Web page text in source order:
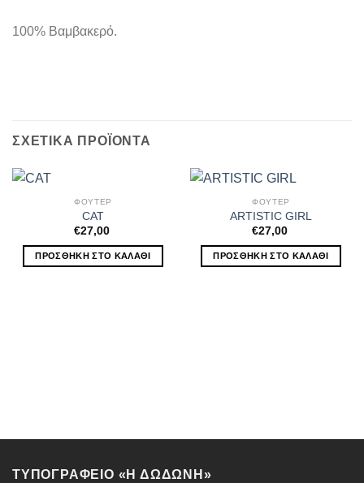
100% Βαμβακερό.
ΣΧΕΤΙΚΆ ΠΡΟΪΌΝΤΑ
ΦΟΥΤΕΡ
CAT
€27,00
ΠΡΟΣΘΉΚΗ ΣΤΟ ΚΑΛΆΘΙ
ΦΟΥΤΕΡ
ARTISTIC GIRL
€27,00
ΠΡΟΣΘΉΚΗ ΣΤΟ ΚΑΛΆΘΙ
ΤΥΠΟΓΡΑΦΕΙΟ «Η ΔΩΔΩΝΗ»